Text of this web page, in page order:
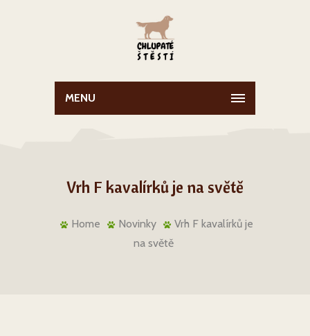
MENU
Vrh F kavalírků je na světě
Home Novinky
Vrh F kavalírků je
na světě